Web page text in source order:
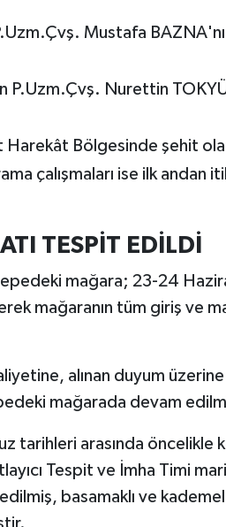
Mustafa
Nurettin
Harekât Bölgesinde şehit
çalışmaları ise ilk andan
TESPİT EDİLDİ
tepedeki mağara; 23-24
mağaranın tüm giriş ve
alınan duyum
mağarada devam
tarihleri arasında öncelikle
Tespit ve İmha Timi
basamaklı ve